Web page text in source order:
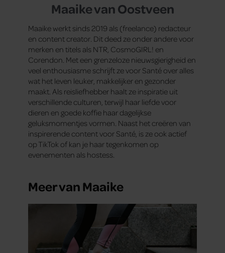
Maaike van Oostveen
Maaike werkt sinds 2019 als (freelance) redacteur
en content creator. Dit deed ze onder andere voor
merken en titels als NTR, CosmoGIRL! en
Corendon. Met een grenzeloze nieuwsgierigheid en
veel enthousiasme schrijft ze voor Santé over alles
wat het leven leuker, makkelijker en gezonder
maakt. Als reisliefhebber haalt ze inspiratie uit
verschillende culturen, terwijl haar liefde voor
dieren en goede koffie haar dagelijkse
geluksmomentjes vormen. Naast het creëren van
inspirerende content voor Santé, is ze ook actief
op TikTok of kan je haar tegenkomen op
evenementen als hostess.
Meer van Maaike